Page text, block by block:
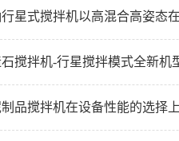
星式搅拌机以高混合高姿态
石搅拌机-行星搅拌模式全新机
品搅拌机在设备性能的选择